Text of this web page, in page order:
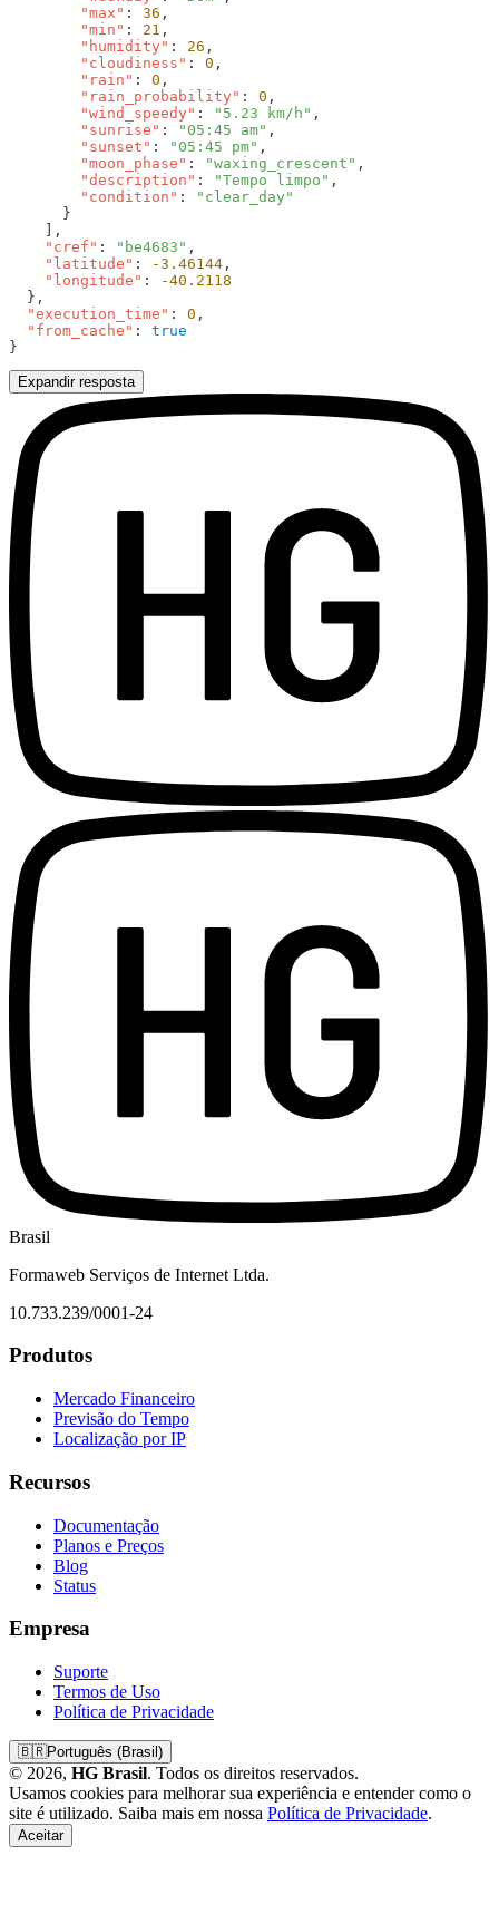
        "max"
: 36
        "min"
: 21
        "humidity"
: 26
        "cloudiness"
: 0
        "rain"
: 0
        "rain_probability"
: 0
        "wind_speedy"
: "5.23 km/h"
        "sunrise"
: "05:45 am"
        "sunset"
: "05:45 pm"
        "moon_phase"
: "waxing_crescent"
        "description"
: "Tempo limpo"
        "condition"
:
    "cref"
: "be4683"
    "latitude"
: -3.46144
    "longitude"
:
  "execution_time"
: 0
  "from_cache"
:
Expandir resposta
Brasil
Formaweb Serviços de Internet Ltda.
10.733.239/0001-24
Produtos
Mercado Financeiro
Previsão do Tempo
Localização por IP
Recursos
Documentação
Planos e Preços
Blog
Status
Empresa
Suporte
Termos de Uso
Política de Privacidade
🇧🇷Português (Brasil)
© 2026, HG Brasil. Todos os direitos reservados.
Usamos cookies para melhorar sua experiência e entender como o
site é utilizado. Saiba mais em nossa Política de Privacidade.
Aceitar